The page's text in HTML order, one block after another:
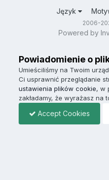
Język
2006-
Powered by
Powiadomienie o
Umieściliśmy na Twoim
Ci usprawnić przeglądanie
ustawienia plików cookie, w
zakładamy, że wyrażasz na
Accept Cookies